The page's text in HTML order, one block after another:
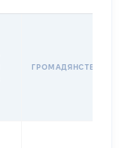
ГРОМАДЯНСТВО